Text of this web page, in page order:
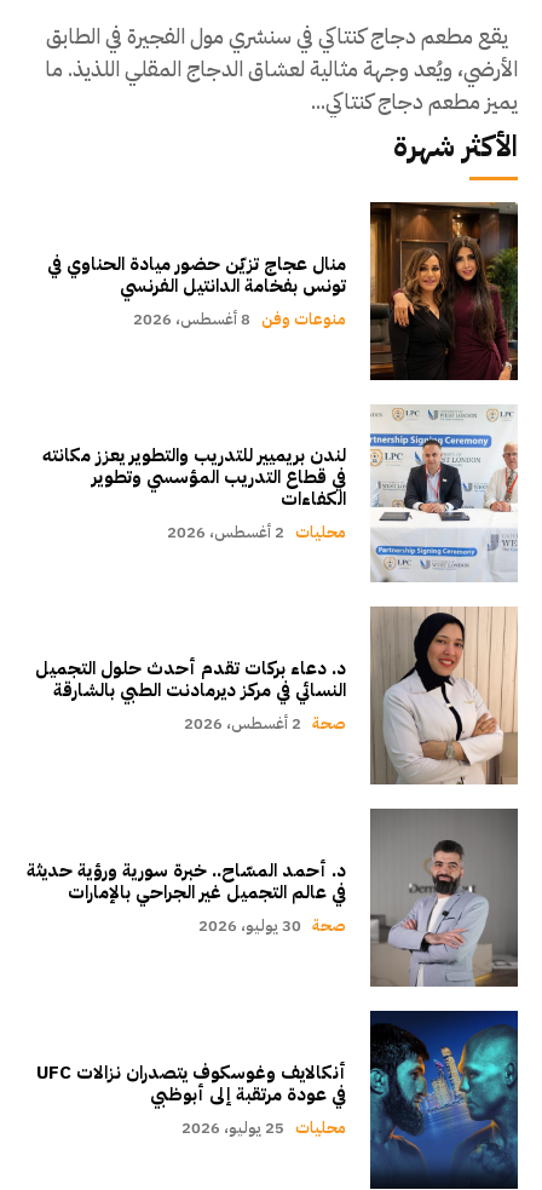
يقع مطعم دجاج كنتاكي في سنشري مول الفجيرة في الطابق
الأرضي، ويُعد وجهة مثالية لعشاق الدجاج المقلي اللذيذ. ما
يميز مطعم دجاج كنتاكي...
الأكثر شهرة
منال عجاج تزيّن حضور ميادة الحناوي في
تونس بفخامة الدانتيل الفرنسي
منوعات وفن 8 أغسطس، 2026
لندن بريميير للتدريب والتطوير يعزز مكانته
في قطاع التدريب المؤسسي وتطوير
الكفاءات
محليات 2 أغسطس، 2026
د. دعاء بركات تقدم أحدث حلول التجميل
النسائي في مركز ديرمادنت الطبي بالشارقة
صحة 2 أغسطس، 2026
د. أحمد المسّاح.. خبرة سورية ورؤية حديثة
في عالم التجميل غير الجراحي بالإمارات
صحة 30 يوليو، 2026
أنكالايف وغوسكوف يتصدران نزالات UFC
في عودة مرتقبة إلى أبوظبي
محليات 25 يوليو، 2026